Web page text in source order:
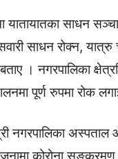
यातायातका साधन
साधन रोक्न,
। नगरपालिका
पूर्ण रुपमा रोक
नगरपालिका